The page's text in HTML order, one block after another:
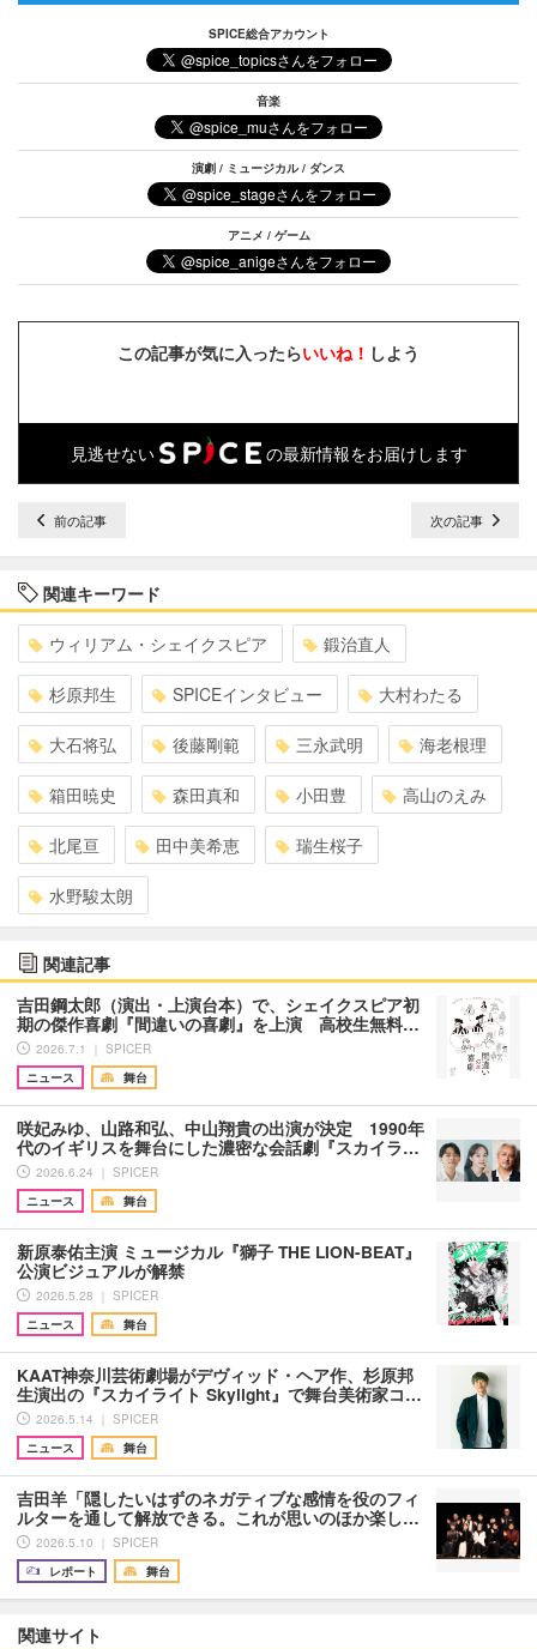
SPICE総合アカウント
音楽
演劇 / ミュージカル / ダンス
アニメ / ゲーム
この記事が気に入ったらいいね！ しよう
見逃せない の最新情報をお届けします
前の記事 次の記事
関連キーワード
ウィリアム・シェイクスピア 鍛治直人
杉原邦生 SPICEインタビュー 大村わたる
大石将弘 後藤剛範 三永武明 海老根理
箱田暁史 森田真和 小田豊 高山のえみ
北尾亘 田中美希恵 瑞生桜子
水野駿太朗
関連記事
吉田鋼太郎（演出・上演台本）で、シェイクスピア初
期の傑作喜劇『間違いの喜劇』を上演 高校生無料…
2026.7.1 ｜ SPICER
ニュース
舞台
咲妃みゆ、山路和弘、中山翔貴の出演が決定 1990年
代のイギリスを舞台にした濃密な会話劇『スカイラ…
2026.6.24 ｜ SPICER
ニュース
舞台
新原泰佑主演 ミュージカル『獅子 THE LION-BEAT』
公演ビジュアルが解禁
2026.5.28 ｜ SPICER
ニュース
舞台
KAAT神奈川芸術劇場がデヴィッド・ヘア作、杉原邦
生演出の『スカイライト Skylight』で舞台美術家コ…
2026.5.14 ｜ SPICER
ニュース
舞台
吉田羊「隠したいはずのネガティブな感情を役のフィ
ルターを通して解放できる。これが思いのほか楽し…
2026.5.10 ｜ SPICER
レポート
舞台
関連サイト